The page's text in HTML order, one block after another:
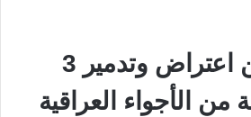
السعودية تعلن اعتراض وتدمير 3
الأجواء العراقية